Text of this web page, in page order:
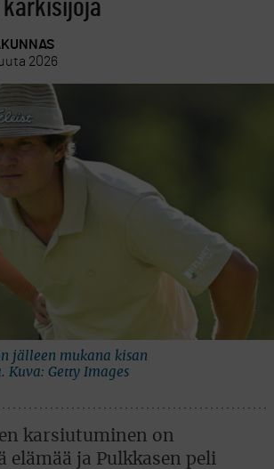
2026
jälleen mukana kisan
Kuva: Getty Images
karsiutuminen on
elämää ja Pulkkasen peli